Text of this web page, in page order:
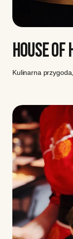
HOUSE
Kulinarna